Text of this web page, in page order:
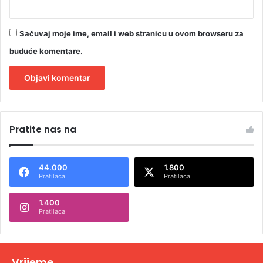
Sačuvaj moje ime, email i web stranicu u ovom browseru za
buduće komentare.
t
n
t
v
Pratite nas na
44.000
Pratilaca
1.800
Pratilaca
1.400
Pratilaca